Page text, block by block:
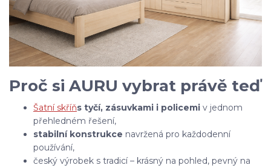
Proč si AURU vybrat právě teď
Šatní skříňs tyčí, zásuvkami i policemi v jednom
přehledném řešení,
stabilní konstrukce navržená pro každodenní
používání,
český výrobek s tradicí – krásný na pohled, pevný na